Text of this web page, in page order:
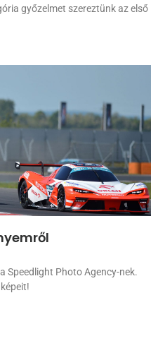
győzelmet szereztünk az első
Speedlight Photo Agency-nek.